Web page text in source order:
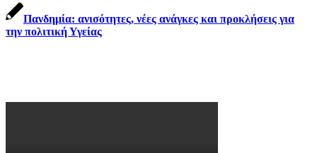
Πανδημία: ανισότητες, νέες ανάγκες και προκλήσεις για
την πολιτική Υγείας